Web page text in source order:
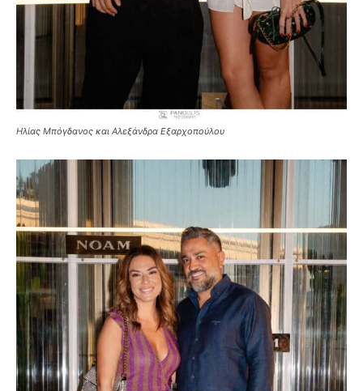
Ηλίας Μπόγδανος και Αλεξάνδρα Εξαρχοπούλου